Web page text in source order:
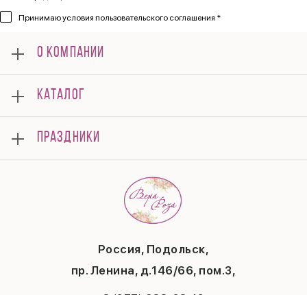
Принимаюусловия пользовательского соглашения *
Россия, Подольск,
пр. Ленина, д.146/66, пом.3,
О КОМПАНИИ
Мероприятия
Корпоративным клиентам
Оплата
Доставка
Отзывы
Политика конфиденциальности
КАТАЛОГ
Композиции
Подарки
ПРАЗДНИКИ
Последний звонок